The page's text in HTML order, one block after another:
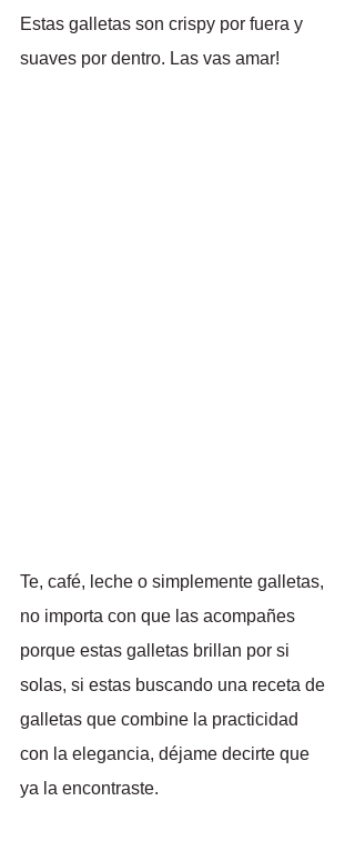
Estas galletas son crispy por fuera y
suaves por dentro. Las vas amar!
Te, café, leche o simplemente galletas,
no importa con que las acompañes
porque estas galletas brillan por si
solas, si estas buscando una receta de
galletas que combine la practicidad
con la elegancia, déjame decirte que
ya la encontraste.